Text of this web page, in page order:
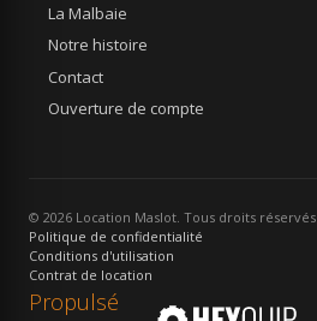
La Malbaie
Notre histoire
Contact
Ouverture de compte
© 2026 Location Maslot. Tous droits réservés
Politique de confidentialité
Conditions d'utilisation
Contrat de location
Propulsé